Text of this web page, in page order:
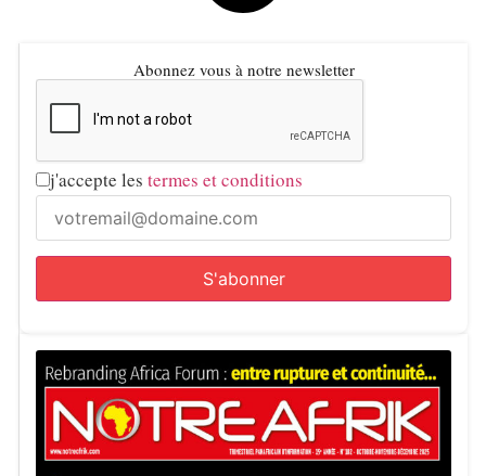
Abonnez vous à notre newsletter
j'accepte les termes et conditions